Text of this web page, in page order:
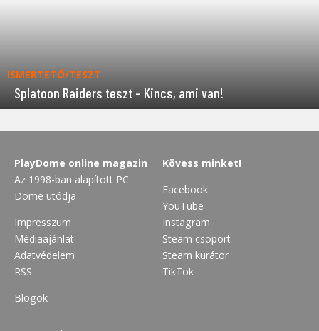
ISMERTETŐ/TESZT
Splatoon Raiders teszt – Kincs, ami van!
PlayDome online magazin
Az 1998-ban alapított PC
Dome utódja
Impresszum
Médiaajánlat
Adatvédelem
RSS
Blogok
Kövess minket!
Facebook
YouTube
Instagram
Steam csoport
Steam kurátor
TikTok